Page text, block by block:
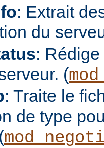
: Extrait
du
:
(
: Traite le
de type